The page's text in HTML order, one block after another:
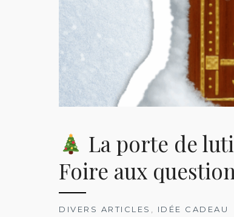
La porte de
Foire aux
DIVERS ARTICLES , IDÉE CADEAU